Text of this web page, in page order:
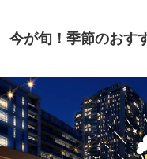
今が旬！季節のおす